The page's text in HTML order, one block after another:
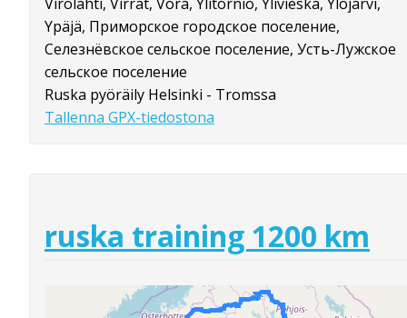
Ypäjä, Приморское городское поселение,
Селезнёвское сельское поселение, Усть-Лужское
сельское поселение
Ruska pyöräily Helsinki - Tromssa
Tallenna GPX-tiedostona
ruska training 1200 km